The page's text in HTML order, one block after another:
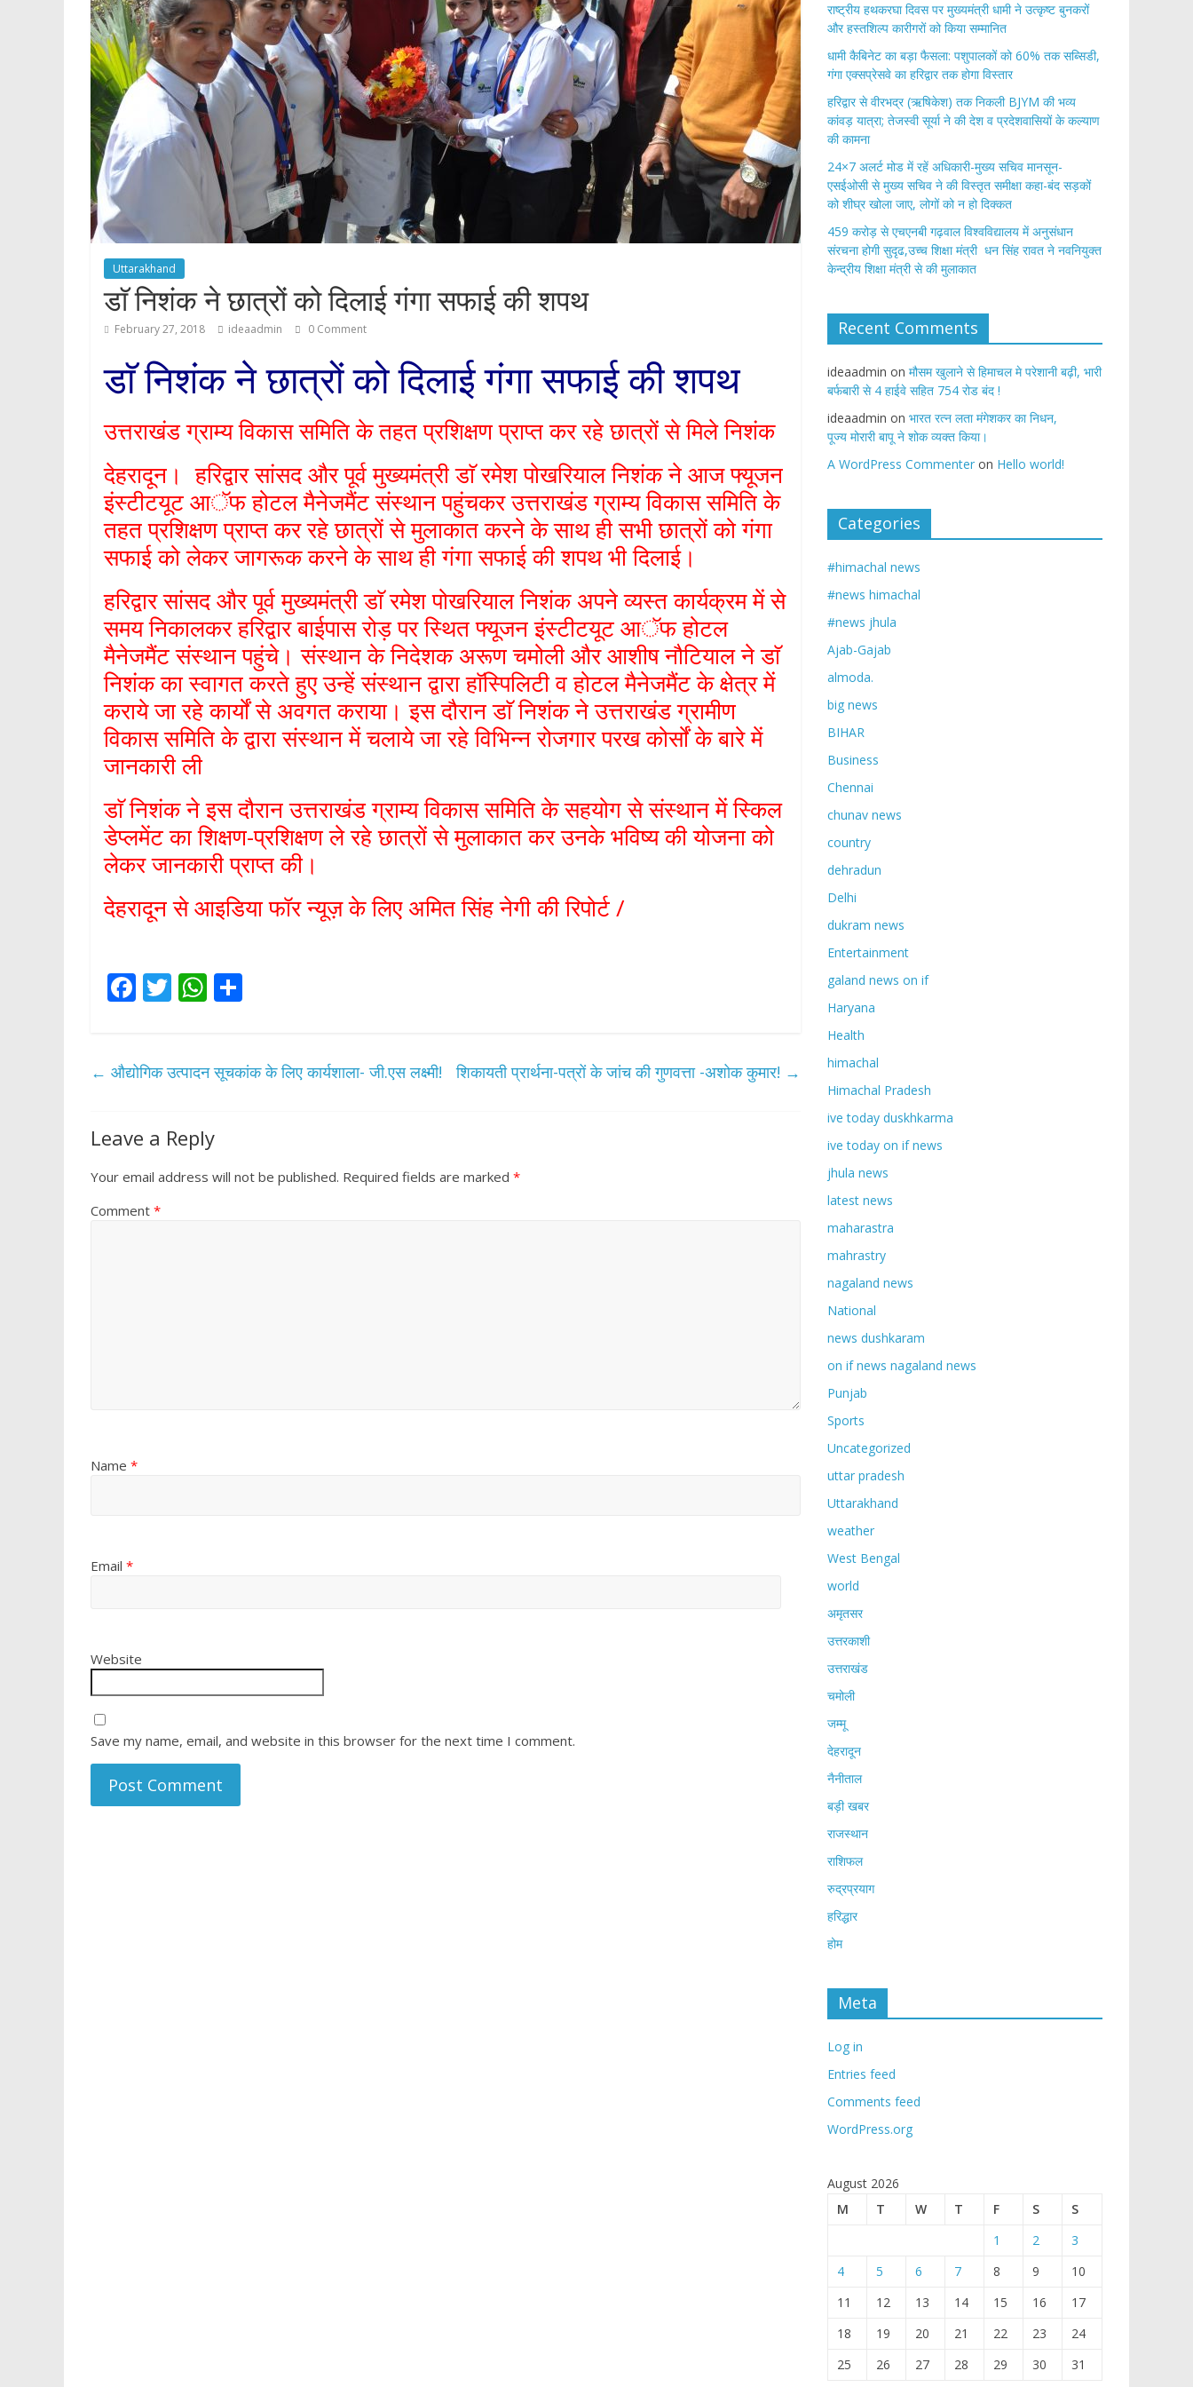
Uttarakhand
डाॅ निशंक ने छात्रों को दिलाई गंगा सफाई की शपथ
February 27, 2018 ideaadmin 0 Comment
डाॅ निशंक ने छात्रों को दिलाई गंगा सफाई की शपथ
उत्तराखंड ग्राम्य विकास समिति के तहत प्रशिक्षण प्राप्त कर रहे छात्रों से मिले निशंक
देहरादून। हरिद्वार सांसद और पूर्व मुख्यमंत्री डाॅ रमेश पोखरियाल निशंक ने आज फ्यूजन
इंस्टीटयूट आॅफ होटल मैनेजमैंट संस्थान पहुंचकर उत्तराखंड ग्राम्य विकास समिति के
तहत प्रशिक्षण प्राप्त कर रहे छात्रों से मुलाकात करने के साथ ही सभी छात्रों को गंगा
सफाई को लेकर जागरूक करने के साथ ही गंगा सफाई की शपथ भी दिलाई।
हरिद्वार सांसद और पूर्व मुख्यमंत्री डाॅ रमेश पोखरियाल निशंक अपने व्यस्त कार्यक्रम में से
समय निकालकर हरिद्वार बाईपास रोड़ पर स्थित फ्यूजन इंस्टीटयूट आॅफ होटल
मैनेजमैंट संस्थान पहुंचे। संस्थान के निदेशक अरूण चमोली और आशीष नौटियाल ने डाॅ
निशंक का स्वागत करते हुए उन्हें संस्थान द्वारा हाॅस्पिलिटी व होटल मैनेजमैंट के क्षेत्र में
कराये जा रहे कार्यों से अवगत कराया। इस दौरान डाॅ निशंक ने उत्तराखंड ग्रामीण
विकास समिति के द्वारा संस्थान में चलाये जा रहे विभिन्न रोजगार परख कोर्सों के बारे में
जानकारी ली
डाॅ निशंक ने इस दौरान उत्तराखंड ग्राम्य विकास समिति के सहयोग से संस्थान में स्किल
डेप्लमेंट का शिक्षण-प्रशिक्षण ले रहे छात्रों से मुलाकात कर उनके भविष्य की योजना को
लेकर जानकारी प्राप्त की।
देहरादून से आइडिया फॉर न्यूज़ के लिए अमित सिंह नेगी की रिपोर्ट /
F
b
o
k
T
er
W
s
p
p
e
← औद्योगिक उत्पादन सूचकांक के लिए कार्यशाला- जी.एस लक्ष्मी! शिकायती प्रार्थना-पत्रों के जांच की गुणवत्ता -अशोक कुमार! →
Leave a Reply
Your email address will not be published. Required fields are marked *
Comment *
Name *
Email *
Website
Save my name, email, and website in this browser for the next time I comment.
राष्ट्रीय हथकरघा दिवस पर मुख्यमंत्री धामी ने उत्कृष्ट बुनकरों
और हस्तशिल्प कारीगरों को किया सम्मानित
​धामी कैबिनेट का बड़ा फैसला: पशुपालकों को 60% तक सब्सिडी,
गंगा एक्सप्रेसवे का हरिद्वार तक होगा विस्तार
​हरिद्वार से वीरभद्र (ऋषिकेश) तक निकली BJYM की भव्य
कांवड़ यात्रा; तेजस्वी सूर्या ने की देश व प्रदेशवासियों के कल्याण
की कामना
24×7 अलर्ट मोड में रहें अधिकारी-मुख्य सचिव मानसून-
एसईओसी से मुख्य सचिव ने की विस्तृत समीक्षा कहा-बंद सड़कों
को शीघ्र खोला जाए, लोगों को न हो दिक्कत
459 करोड़ से एचएनबी गढ़वाल विश्वविद्यालय में अनुसंधान
संरचना होगी सुदृढ,उच्च शिक्षा मंत्री धन सिंह रावत ने नवनियुक्त
केन्द्रीय शिक्षा मंत्री से की मुलाकात
Recent Comments
ideaadmin on मौसम खुलाने से हिमाचल मे परेशानी बढ़ी, भारी
बर्फबारी से 4 हाईवे सहित 754 रोड बंद !
ideaadmin on भारत रत्न लता मंगेशकर का निधन,
पूज्य मोरारी बापू ने शोक व्यक्त किया।
A WordPress Commenter on Hello world!
Categories
#himachal news
#news himachal
#news jhula
Ajab-Gajab
almoda.
big news
BIHAR
Business
Chennai
chunav news
country
dehradun
Delhi
dukram news
Entertainment
galand news on if
Haryana
Health
himachal
Himachal Pradesh
ive today duskhkarma
ive today on if news
jhula news
latest news
maharastra
mahrastry
nagaland news
National
news dushkaram
on if news nagaland news
Punjab
Sports
Uncategorized
uttar pradesh
Uttarakhand
weather
West Bengal
world
अमृतसर
उत्तरकाशी
उत्तराखंड
चमोली
जम्मू
देहरादून
नैनीताल
बड़ी खबर
राजस्थान
राशिफल
रुद्रप्रयाग
हरिद्धार
होम
Meta
Log in
Entries feed
Comments feed
WordPress.org
August 2026
M
T W T F S
S
1
2
3
4
5 6 7 8 9
10
11
12 13 14 15 16
17
18
19 20 21 22 23
24
25
26 27 28 29 30 31